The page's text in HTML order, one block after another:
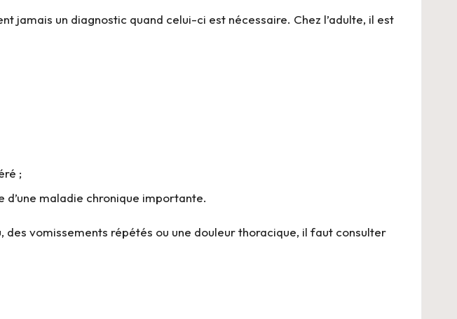
jamais un diagnostic quand celui-ci est nécessaire. Chez l’adulte, il est
;
maladie chronique importante.
des vomissements répétés ou une douleur thoracique, il faut consulter